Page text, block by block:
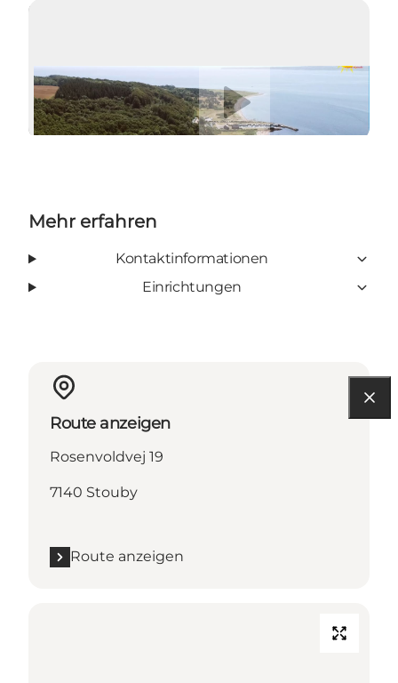
Mehr erfahren
Kontaktinformationen
Einrichtungen
Route anzeigen
Rosenvoldvej 19
7140 Stouby
Route anzeigen